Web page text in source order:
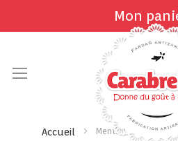
Mon
au
Accueil Mentions légales